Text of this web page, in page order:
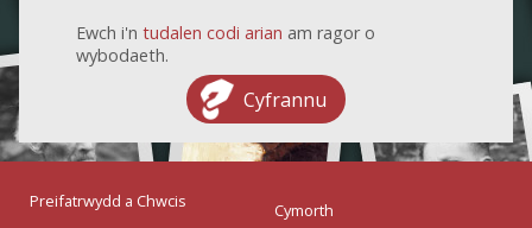
Ewch i'n tudalen codi arian am ragor o
wybodaeth.
Cyfrannu
Preifatrwydd a Chwcis Cymorth